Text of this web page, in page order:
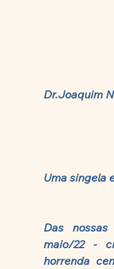
Dr.Joaquim
Uma singela
Das
maio/22 -
horrenda